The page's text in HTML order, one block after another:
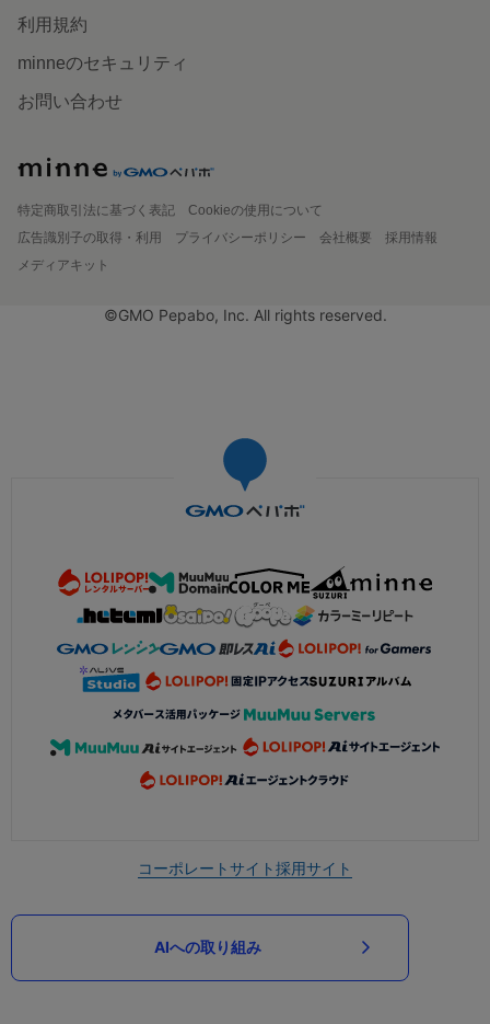
利用規約
minneのセキュリティ
お問い合わせ
特定商取引法に基づく表記
Cookieの使用について
広告識別子の取得・利用
プライバシーポリシー 会社概要
採用情報
メディアキット
©GMO Pepabo, Inc. All rights reserved.
コーポレートサイト採用サイト
AIへの取り組み